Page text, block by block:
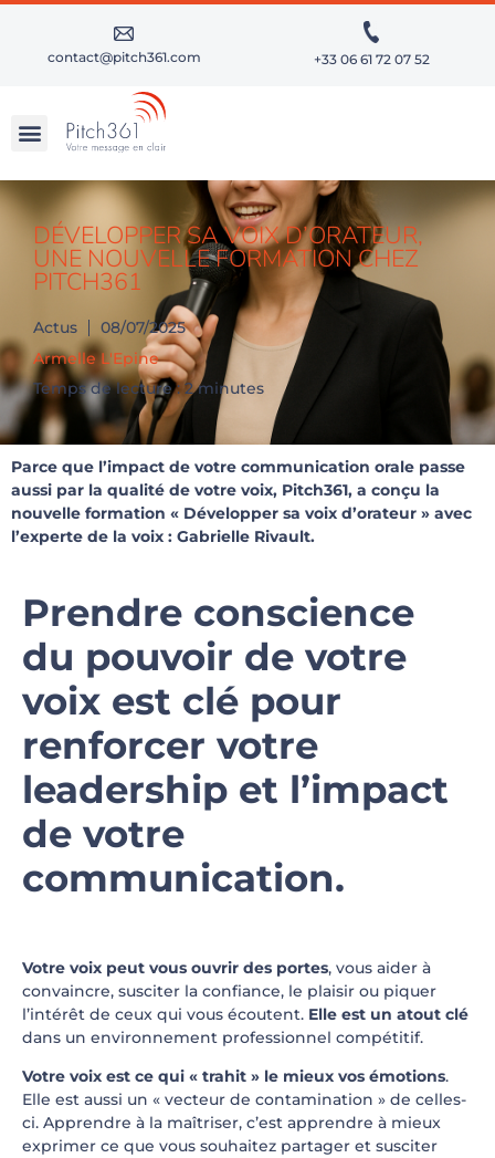
contact@pitch361.com +33 06 61 72 07 52
DÉVELOPPER SA VOIX D’ORATEUR,
UNE NOUVELLE FORMATION CHEZ
PITCH361
Actus
08/07/2025
Armelle L'Epine
Temps de lecture : 2 minutes
Parce que l’impact de votre communication orale passe
aussi par la qualité de votre voix, Pitch361, a conçu la
nouvelle formation « Développer sa voix d’orateur » avec
l’experte de la voix : Gabrielle Rivault.
Prendre conscience
du pouvoir de votre
voix est clé pour
renforcer votre
leadership et l’impact
de votre
communication.
Votre voix peut vous ouvrir des portes, vous aider à
convaincre, susciter la confiance, le plaisir ou piquer
l’intérêt de ceux qui vous écoutent. Elle est un atout clé
dans un environnement professionnel compétitif.
Votre voix est ce qui « trahit » le mieux vos émotions.
Elle est aussi un « vecteur de contamination » de celles-
ci. Apprendre à la maîtriser, c’est apprendre à mieux
exprimer ce que vous souhaitez partager et susciter